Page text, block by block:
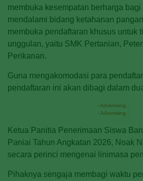
membuka kesempatan berharga
mendalami bidang ketahanan
membuka pendaftaran khusus untuk
unggulan, yaitu SMK Pertanian,
Perikanan.
Guna mengakomodasi para
pendaftaran ini akan dibagi dalam
- Advertising -
- Advertising -
Ketua Panitia Penerimaan Siswa
Paniai Tahun Angkatan 2026, Noak
secara perinci mengenai linimasa
Pihaknya sengaja membagi waktu